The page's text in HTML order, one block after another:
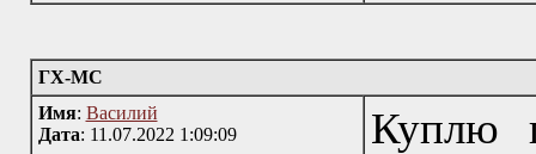
ГХ-МС
Имя: Василий
Дата: 11.07.2022 1:09:09
Куплю